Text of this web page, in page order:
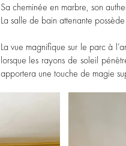
Sa cheminée en marbre, son
La salle de bain attenante
La vue magnifique sur le parc à
lorsque les rayons de soleil
apportera une touche de magie